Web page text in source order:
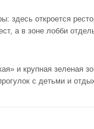
откроется
а в зоне лобби
и крупная зеленая
с детьми и